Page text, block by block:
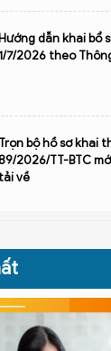
Hướng dẫn khai bổ
7/2026 theo
Trọn bộ hồ sơ khai
2026/TT-BTC
tải về